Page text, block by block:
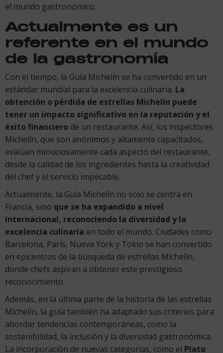
el mundo gastronómico.
Actualmente es un
referente en el mundo
de la gastronomía
Con el tiempo, la Guía Michelín se ha convertido en un
estándar mundial para la excelencia culinaria. La
obtención o pérdida de estrellas Michelín puede
tener un impacto significativo en la reputación y el
éxito financiero de un restaurante. Así, los inspectores
Michelín, que son anónimos y altamente capacitados,
evalúan minuciosamente cada aspecto del restaurante,
desde la calidad de los ingredientes hasta la creatividad
del chef y el servicio impecable.
Actualmente, la Guía Michelín no solo se centra en
Francia, sino que se ha expandido a nivel
internacional, reconociendo la diversidad y la
excelencia culinaria en todo el mundo. Ciudades como
Barcelona, París, Nueva York y Tokio se han convertido
en epicentros de la búsqueda de estrellas Michelín,
donde chefs aspiran a obtener este prestigioso
reconocimiento.
Además, en la última parte de la historia de las estrellas
Michelín, la guía también ha adaptado sus criterios para
abordar tendencias contemporáneas, como la
sostenibilidad, la inclusión y la diversidad gastronómica.
La incorporación de nuevas categorías, como el Plato